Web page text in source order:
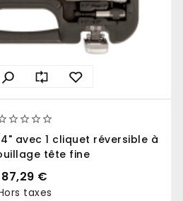

avec 1 cliquet réversible à
tête fine
87,29 €
taxes